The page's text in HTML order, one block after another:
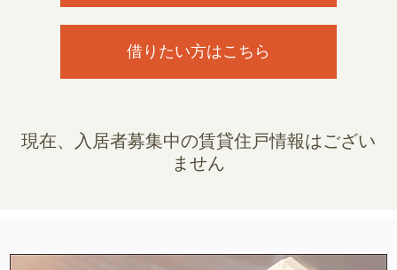
借りたい方はこちら
現在、入居者募集中の賃貸住戸情報はござい
ません